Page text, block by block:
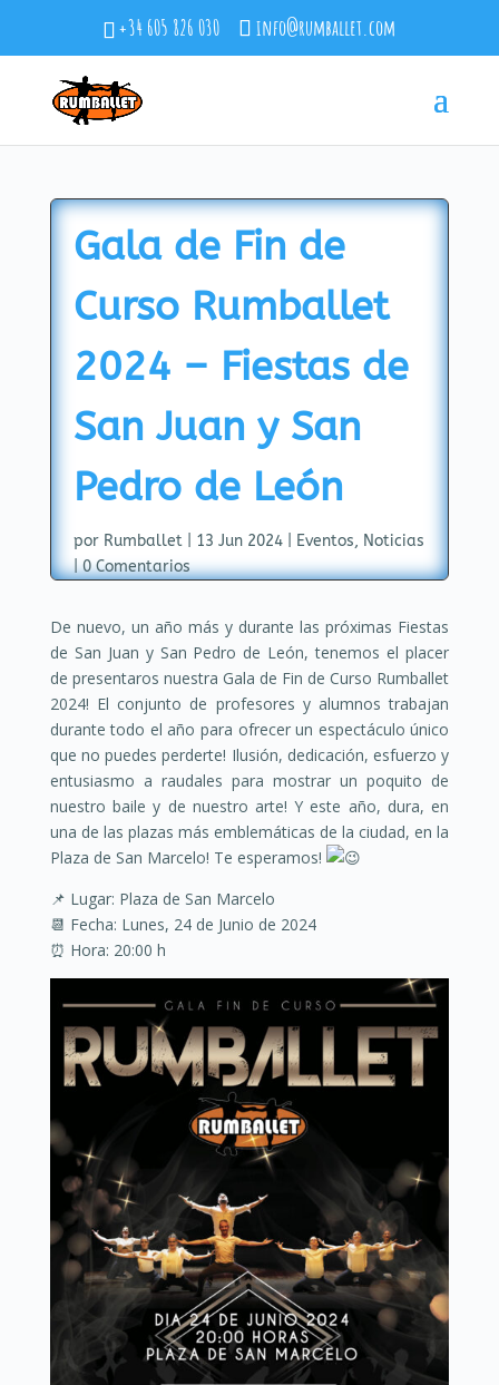
+34 605 826 030 info@rumballet.com
Gala de Fin de
Curso Rumballet
2024 – Fiestas de
San Juan y San
Pedro de León
por Rumballet| 13 Jun 2024| Eventos, Noticias
|0 Comentarios
​De nuevo, un año más y durante las próximas Fiestas
de San Juan y San Pedro de León, tenemos el placer
de presentaros nuestra Gala de Fin de Curso Rumballet
2024! El conjunto de profesores y alumnos trabajan
durante todo el año para ofrecer un espectáculo único
que no puedes perderte! Ilusión, dedicación, esfuerzo y
entusiasmo a raudales para mostrar un poquito de
nuestro baile y de nuestro arte! Y este año, dura, en
una de las plazas más emblemáticas de la ciudad, en la
Plaza de San Marcelo! Te esperamos!
📌 Lugar: Plaza de San Marcelo
📆 Fecha: Lunes, 24 de Junio de 2024
⏰ Hora: 20:00 h